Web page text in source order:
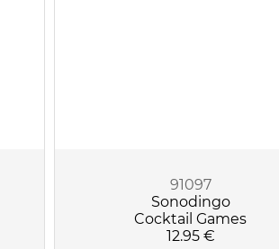
91097
Sonodingo
Cocktail Games
12.95 €